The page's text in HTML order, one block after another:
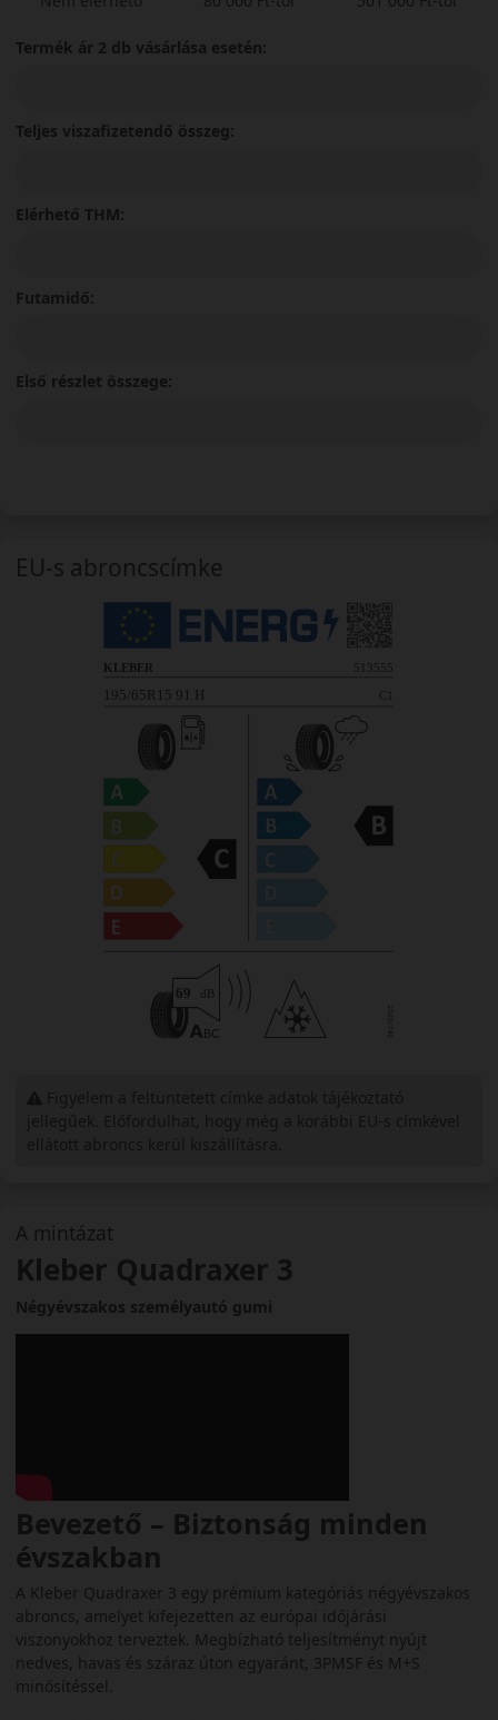
A mintázat
Kleber Quadraxer 3
Négyévszakos személyautó gumi
Bevezető – Biztonság minden
évszakban
A Kleber Quadraxer 3 egy prémium kategóriás négyévszakos
abroncs, amelyet kifejezetten az európai időjárási
viszonyokhoz terveztek. Megbízható teljesítményt nyújt
nedves, havas és száraz úton egyaránt, 3PMSF és M+S
minősítéssel.
Termék ár 2 db vásárlása esetén:
Teljes viszafizetendő összeg:
Elérhető THM:
Futamidő:
Első részlet összege:
EU-s abroncscímke